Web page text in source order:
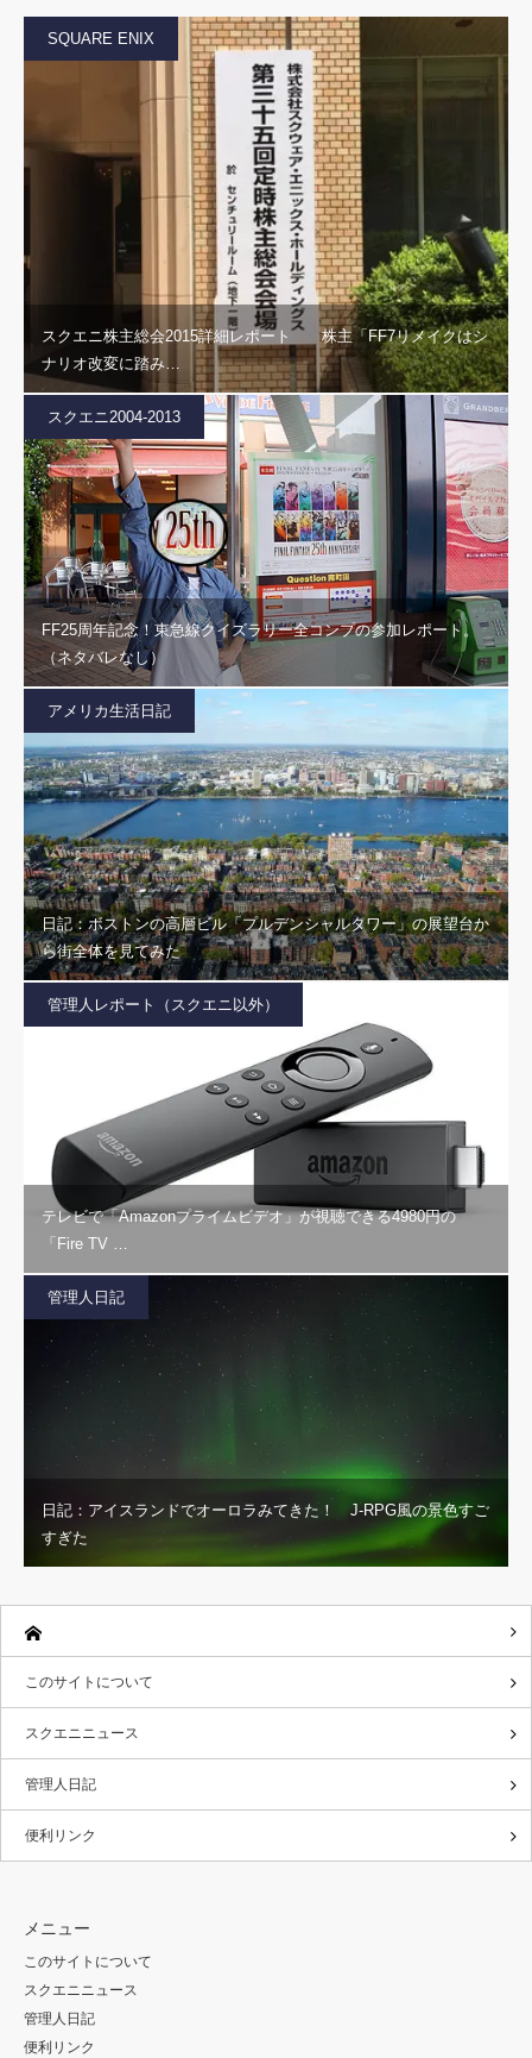
SQUARE ENIX
スクエニ株主総会2015詳細レポート 株主「FF7リメイクはシ
ナリオ改変に踏み…
スクエニ2004-2013
FF25周年記念！東急線クイズラリー全コンプの参加レポート。
（ネタバレなし）
アメリカ生活日記
日記：ボストンの高層ビル「プルデンシャルタワー」の展望台か
ら街全体を見てみた
管理人レポート（スクエニ以外）
テレビで「Amazonプライムビデオ」が視聴できる4980円の
「Fire TV …
管理人日記
日記：アイスランドでオーロラみてきた！ J-RPG風の景色すご
すぎた
このサイトについて
スクエニニュース
管理人日記
便利リンク
メニュー
このサイトについて
スクエニニュース
管理人日記
便利リンク